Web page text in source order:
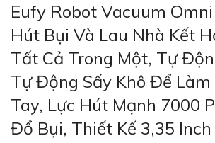
đến
phần
của
thư
viện
hình
ảnh
Eufy Robot Vacuum
Hút Bụi Và Lau Nhà Kết
Tất Cả Trong Một, Tự
Tự Động Sấy Khô Để Làm
Tay, Lực Hút Mạnh 7000
Đổ Bụi, Thiết Kế 3,35 Inch